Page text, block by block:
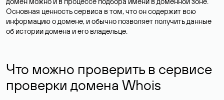
Основная ценность сервиса в том, что он содержит всю
информацию о домене, и обычно позволяет получить данные
об истории домена и его владельце.
Что можно проверить в сервисе
проверки домена Whois